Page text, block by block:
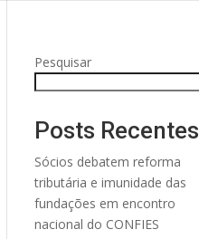
Pesquisar
Posts Recentes
Sócios debatem reforma
tributária e imunidade das
fundações em encontro
nacional do CONFIES